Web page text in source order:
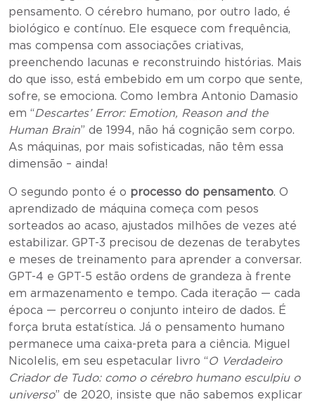
pensamento. O cérebro humano, por outro lado, é
biológico e contínuo. Ele esquece com frequência,
mas compensa com associações criativas,
preenchendo lacunas e reconstruindo histórias. Mais
do que isso, está embebido em um corpo que sente,
sofre, se emociona. Como lembra Antonio Damasio
em “Descartes’ Error: Emotion, Reason and the
Human Brain” de 1994, não há cognição sem corpo.
As máquinas, por mais sofisticadas, não têm essa
dimensão – ainda!
O segundo ponto é o processo do pensamento. O
aprendizado de máquina começa com pesos
sorteados ao acaso, ajustados milhões de vezes até
estabilizar. GPT-3 precisou de dezenas de terabytes
e meses de treinamento para aprender a conversar.
GPT-4 e GPT-5 estão ordens de grandeza à frente
em armazenamento e tempo. Cada iteração — cada
época — percorreu o conjunto inteiro de dados. É
força bruta estatística. Já o pensamento humano
permanece uma caixa-preta para a ciência. Miguel
Nicolelis, em seu espetacular livro “O Verdadeiro
Criador de Tudo: como o cérebro humano esculpiu o
universo” de 2020, insiste que não sabemos explicar